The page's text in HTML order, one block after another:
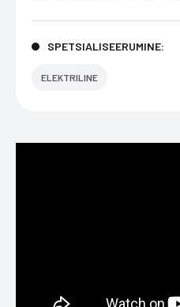
SPETSIALISEERUMINE:
ELEKTRILINE